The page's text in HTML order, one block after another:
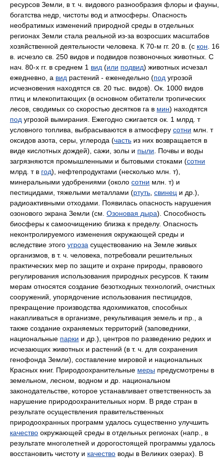
ресурсов Земли, в т. ч. видового разнообразия флоры и фауны,
богатства недр, чистоты вод и атмосферы. Опасность
необратимых изменений природной среды в отдельных
регионах Земли стала реальной из-за возросших масштабов
хозяйственной деятельности человека. К 70-м гг. 20 в. (с кон . 16
в. исчезло св. 250 видов и подвидов позвоночных животных. С
нач. 80-х гг. в среднем 1 вид (или подвид) животных исчезал
ежедневно, а вид растений - еженедельно (под угрозой
исчезновения находятся св. 20 тыс. видов). Ок. 1000 видов
птиц и млекопитающих (в основном обитатели тропических
лесов, сводимых со скоростью десятков га в мин) находятся
под угрозой вымирания. Ежегодно сжигается ок. 1 млрд. т
условного топлива, выбрасываются в атмосферу сотни млн. т
оксидов азота, серы, углерода (часть из них возвращается в
виде кислотных дождей), сажи, золы и пыли . Почвы и воды
загрязняются промышленными и бытовыми стоками (сотни
млрд. т в год), нефтепродуктами (несколько млн. т),
минеральными удобрениями (около сотни млн. т) и
пестицидами, тяжелыми металлами (ртуть свинец и др.),
радиоактивными отходами. Появилась опасность нарушения
озонового экрана Земли (см. Озоновая дыра). Способность
биосферы к самоочищению близка к пределу. Опасность
неконтролируемого изменения окружающей среды и
вследствие этого угроза существованию на Земле живых
организмов, в т. ч. человека, потребовали решительных
практических мер по защите и охране природы, правового
регулирования использования природных ресурсов. К таким
мерам относятся создание безотходных технологий, очистных
сооружений, упорядочение использования пестицидов,
прекращение производства ядохимикатов, способных
накапливаться в организме, рекультивация земель и пр., а
также создание охраняемых территорий (заповедники,
национальные парки и др.), центров по разведению редких и
исчезающих животных и растений (в т. ч. для сохранения
генофонда Земли), составление мировой и национальных
Красных книг. Природоохранительные меры предусмотрены в
земельном, лесном, водном и др. национальном
законодательстве, которое устанавливает ответственность за
нарушение природоохранительных норм. В ряде стран в
результате осуществления правительственных
природоохранных программ удалось существенно улучшить
качество окружающей среды в отдельных регионах (напр., в
результате многолетней и дорогостоящей программы удалось
восстановить чистоту и качество воды в Великих озерах). В